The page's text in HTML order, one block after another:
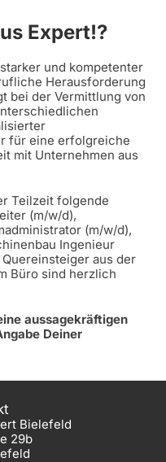
Expert!?
und kompetenter
Herausforderung
bei der Vermittlung von
für eine erfolgreiche
mit Unternehmen aus
Teilzeit folgende
(m/w/d),
(m/w/d),
Ingenieur
aus der
Büro sind herzlich
aussagekräftigen
Deiner
Bielefeld
29b